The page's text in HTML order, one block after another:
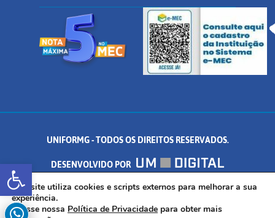
Abrir a barra de ferramentas
UNIFORMG - TODOS OS DIREITOS RESERVADOS.
DESENVOLVIDO POR
AV. DR. ARNALDO DE SENNA, 328 - PALMEIRAS, FORMIGA/MG - CEP:
35.574.530
Este site utiliza cookies e scripts externos para melhorar a sua
experiência.
Acesse nossa Política de Privacidade para obter mais